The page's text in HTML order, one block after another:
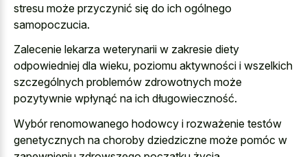
stresu może przyczynić się do ich ogólnego
samopoczucia.
Zalecenie lekarza weterynarii w zakresie diety
odpowiedniej dla wieku, poziomu aktywności i wszelkich
szczególnych problemów zdrowotnych może
pozytywnie wpłynąć na ich długowieczność.
Wybór renomowanego hodowcy i rozważenie testów
genetycznych na choroby dziedziczne może pomóc w